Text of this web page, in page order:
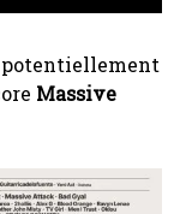
potentiellement
Massive